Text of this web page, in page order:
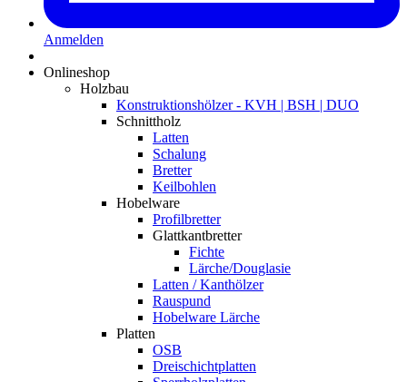
Anmelden
Onlineshop
Holzbau
Konstruktionshölzer - KVH | BSH | DUO
Schnittholz
Latten
Schalung
Bretter
Keilbohlen
Hobelware
Profilbretter
Glattkantbretter
Fichte
Lärche/Douglasie
Latten / Kanthölzer
Rauspund
Hobelware Lärche
Platten
OSB
Dreischichtplatten